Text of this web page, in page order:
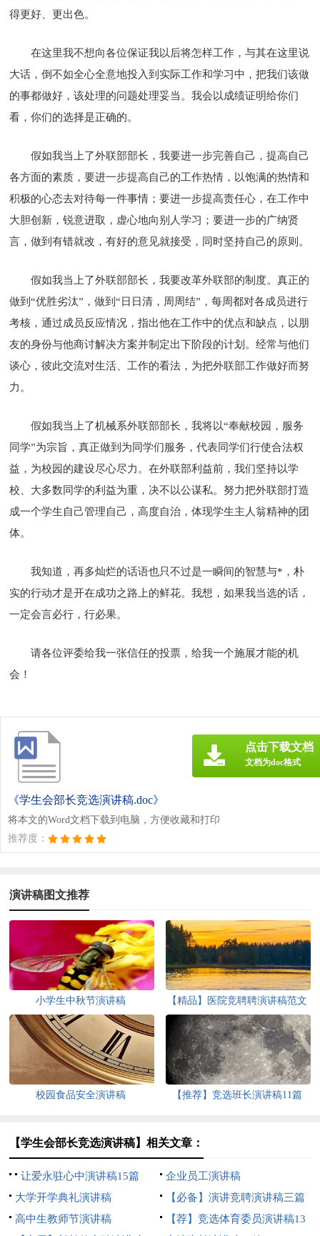
得更好、更出色。
在这里我不想向各位保证我以后将怎样工作，与其在这里说
大话，倒不如全心全意地投入到实际工作和学习中，把我们该做
的事都做好，该处理的问题处理妥当。我会以成绩证明给你们
看，你们的选择是正确的。
假如我当上了外联部部长，我要进一步完善自己，提高自己
各方面的素质，要进一步提高自己的工作热情，以饱满的热情和
积极的心态去对待每一件事情；要进一步提高责任心，在工作中
大胆创新，锐意进取，虚心地向别人学习；要进一步的广纳贤
言，做到有错就改，有好的意见就接受，同时坚持自己的原则。
假如我当上了外联部部长，我要改革外联部的制度。真正的
做到“优胜劣汰”，做到“日日清，周周结”，每周都对各成员进行
考核，通过成员反应情况，指出他在工作中的优点和缺点，以朋
友的身份与他商讨解决方案并制定出下阶段的计划。经常与他们
谈心，彼此交流对生活、工作的看法，为把外联部工作做好而努
力。
假如我当上了机械系外联部部长，我将以“奉献校园，服务
同学”为宗旨，真正做到为同学们服务，代表同学们行使合法权
益，为校园的建设尽心尽力。在外联部利益前，我们坚持以学
校、大多数同学的利益为重，决不以公谋私。努力把外联部打造
成一个学生自己管理自己，高度自治，体现学生主人翁精神的团
体。
我知道，再多灿烂的话语也只不过是一瞬间的智慧与*，朴
实的行动才是开在成功之路上的鲜花。我想，如果我当选的话，
一定会言必行，行必果。
请各位评委给我一张信任的投票，给我一个施展才能的机
会！
《学生会部长竞选演讲稿.doc》
将本文的Word文档下载到电脑，方便收藏和打印
推荐度：
点击下载文档
文档为doc格式
演讲稿图文推荐
小学生中秋节演讲稿
【精品】医院竞聘聘演讲稿范文
9篇
校园食品安全演讲稿 【推荐】竞选班长演讲稿11篇
【学生会部长竞选演讲稿】相关文章：
让爱永驻心中演讲稿15篇
企业员工演讲稿
大学开学典礼演讲稿
【必备】演讲竞聘演讲稿三篇
高中生教师节演讲稿
【荐】竞选体育委员演讲稿13